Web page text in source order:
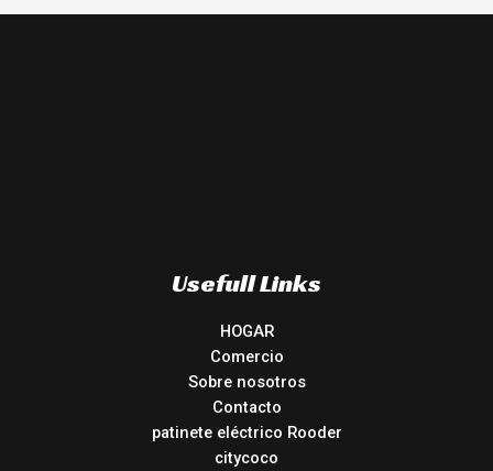
Usefull Links
HOGAR
Comercio
Sobre nosotros
Contacto
patinete eléctrico Rooder
citycoco